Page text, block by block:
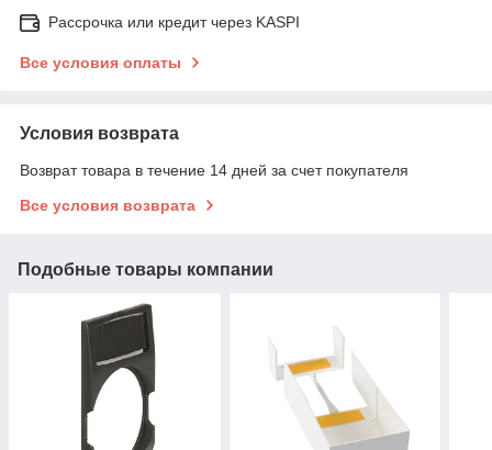
Рассрочка или кредит через KASPI
Все условия оплаты
Условия возврата
Возврат товара в течение 14 дней за счет покупателя
Все условия возврата
Подобные товары компании